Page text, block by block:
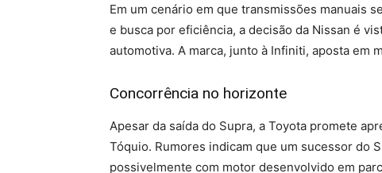
Em um cenário em que transmissões manuais
e busca por eficiência, a decisão da Nissan é
automotiva. A marca, junto à Infiniti, aposta em
Concorrência no horizonte
Apesar da saída do Supra, a Toyota promete
Tóquio. Rumores indicam que um sucessor do
possivelmente com motor desenvolvido em